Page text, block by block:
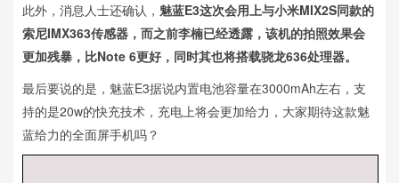
此外，消息人士还确认， 魅蓝E3这次会用上与小米MIX2S同款的
索尼IMX363传感器，而之前李楠已经透露，该机的拍照效果会
更加残暴，比Note 6更好，同时其也将搭载骁龙636处理器。
最后要说的是，魅蓝E3据说内置电池容量在3000mAh左右，支
持的是20w的快充技术，充电上将会更加给力，大家期待这款魅
蓝给力的全面屏手机吗？